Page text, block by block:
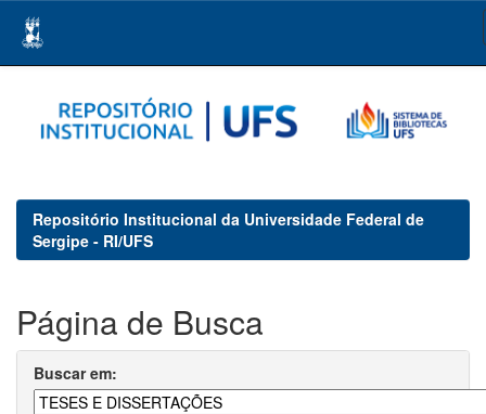
navigation
Repositório Institucional da Universidade Federal de
Sergipe - RI/UFS
Página de Busca
Buscar em: